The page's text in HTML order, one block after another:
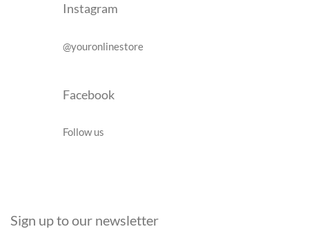
Instagram
@youronlinestore
Facebook
Follow us
Sign up to our newsletter